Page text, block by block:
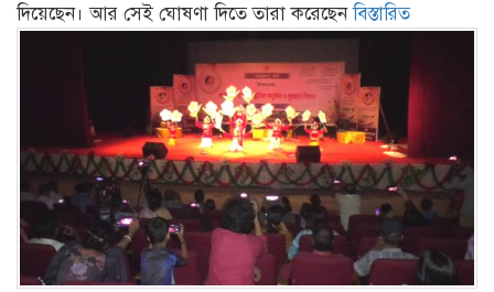
দিয়েছেন। আর সেই ঘোষণা দিতে তারা করেছেনবিস্তারিত